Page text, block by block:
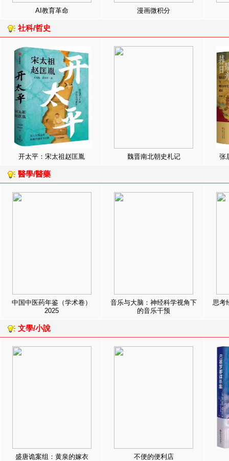
AI教育革命 漫画微积分
社科/哲史
开太平：宋太祖赵匡胤 魏晋南北朝史札记 张
醫學/醫藥
中国中医药年鉴（学术卷）
2025
音乐与大脑：神经科学视角下
的音乐干预
思考
文學/小說
盛唐诡案组：黄泉的嫁衣 不便的便利店